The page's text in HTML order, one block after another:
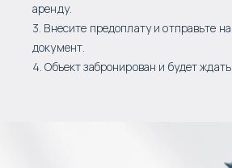
аренду.
3. Внесите предоплату и отправьте
документ.
4. Объект забронирован и будет